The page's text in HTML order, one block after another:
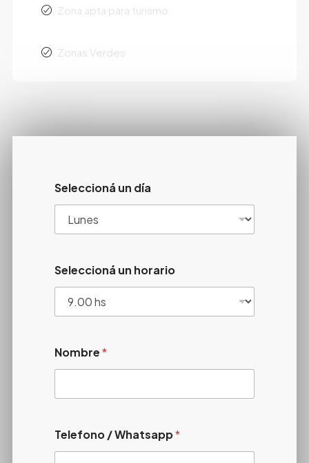
Zona apta para turismo
Zonas Verdes
Seleccioná un día
Seleccioná un horario
Nombre*
Telefono / Whatsapp*